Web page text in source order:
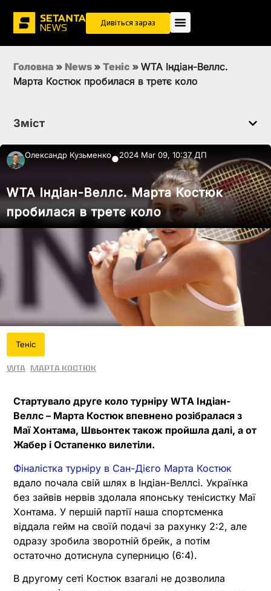
Дивіться зараз
Головна » News » Теніс » WTA Індіан-Веллс.
Марта Костюк пробилася в третє коло
Зміст
Олександр Кузьменко●2024 Mar 09, 10:37 ДП
WTA Індіан-Веллс. Марта Костюк
пробилася в третє коло
Теніс
WTA Марта Костюк
Стартувало друге коло турніру WTA Індіан-
Веллс – Марта Костюк впевнено розібралася з
Маї Хонтама, Швьонтек також пройшла далі, а от
Жабер і Остапенко вилетіли.
Фіналістка турніру в Сан-Дієго Марта Костюк
вдало почала свій шлях в Індіан-Веллсі. Українка
без зайвів нервів здолала японську тенісистку Маї
Хонтама. У першій партії наша спортсменка
віддала гейм на своїй подачі за рахунку 2:2, але
одразу зробила зворотній брейк, а потім
остаточно дотиснула суперницю (6:4).
В другому сеті Костюк взагалі не дозволила